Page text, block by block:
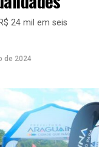
24 mil em seis
de 2024